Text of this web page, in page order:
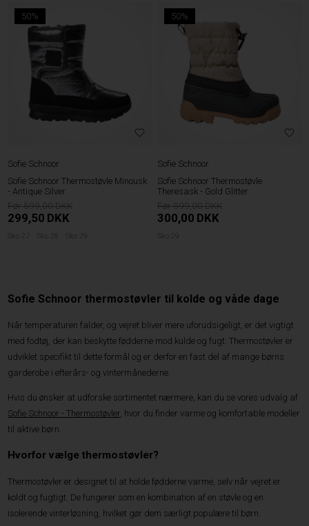
50%
Sofie Schnoor
Sofie Schnoor Thermostøvle Minousk
- Antique Silver
599,00
299,50 DKK
Sko 28 Sko 29
50%
Sofie Schnoor
Sofie Schnoor Thermostøvle
Theresask - Gold Glitter
599,00
300,00 DKK
Sko 29
Sofie Schnoor thermostøvler til kolde og våde dage
Når temperaturen falder, og vejret bliver mere uforudsigeligt, er det vigtigt
med fodtøj, der kan beskytte fødderne mod kulde og fugt. Thermostøvler er
udviklet specifikt til dette formål og er derfor en fast del af mange børns
garderobe i efterårs- og vintermånederne.
Hvis du ønsker at udforske sortimentet nærmere, kan du se vores udvalg af
Sofie Schnoor - Thermostøvler , hvor du finder varme og komfortable modeller
til aktive børn.
Hvorfor vælge thermostøvler?
Thermostøvler er designet til at holde fødderne varme, selv når vejret er
koldt og fugtigt. De fungerer som en kombination af en støvle og en
isolerende vinterløsning, hvilket gør dem særligt populære til børn.